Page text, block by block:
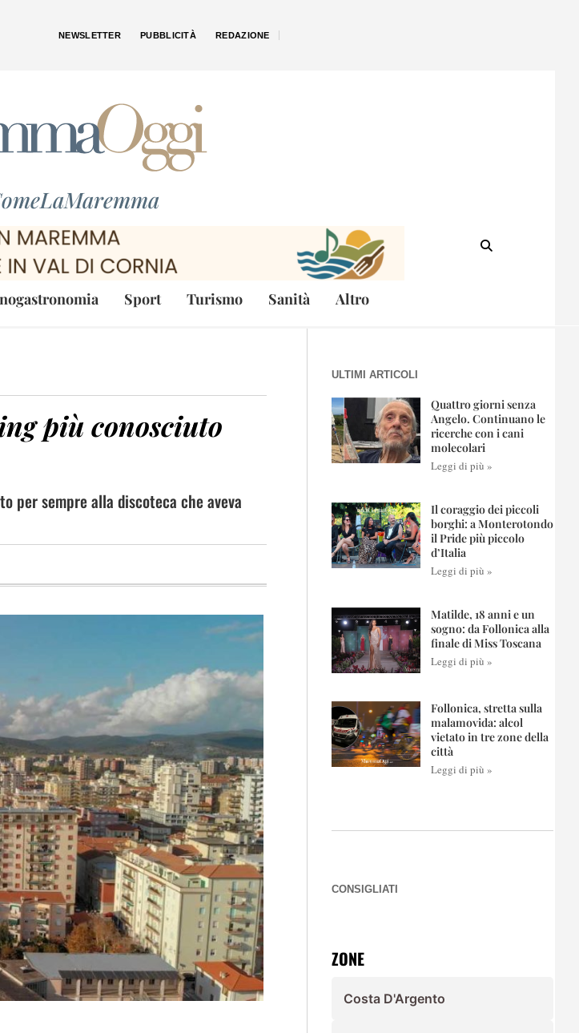
NEWSLETTER PUBBLICITÀ REDAZIONE
Sport Turismo Sanità Altro
più conosciuto
per sempre alla discoteca che aveva
ULTIMI ARTICOLI
Quattro giorni senza
Angelo. Continuano le
ricerche con i cani
molecolari
Leggi di più »
Il coraggio dei piccoli
borghi: a Monterotondo
il Pride più piccolo
d’Italia
Leggi di più »
Matilde, 18 anni e un
sogno: da Follonica alla
finale di Miss Toscana
Leggi di più »
Follonica, stretta sulla
malamovida: alcol
vietato in tre zone della
città
Leggi di più »
CONSIGLIATI
ZONE
Costa D'Argento